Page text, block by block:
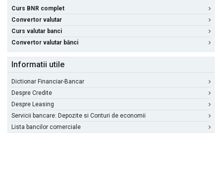
Curs BNR complet
Convertor valutar
Curs valutar banci
Convertor valutar bănci
Informatii utile
Dictionar Financiar-Bancar
Despre Credite
Despre Leasing
Servicii bancare: Depozite si Conturi de economii
Lista bancilor comerciale